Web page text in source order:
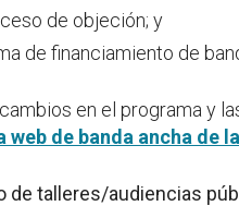
de objeción; y
de financiamiento de
en el programa y
web de banda ancha de
de talleres/audiencias